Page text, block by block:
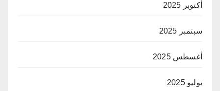
أكتوبر 2025
سبتمبر 2025
أغسطس 2025
يوليو 2025